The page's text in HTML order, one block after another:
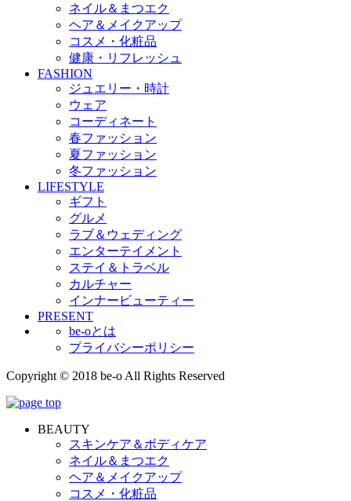
ネイル＆まつエク
ヘア＆メイクアップ
コスメ・化粧品
健康・リフレッシュ
FASHION
ジュエリー・時計
ウェア
コーディネート
春ファッション
夏ファッション
冬ファッション
LIFESTYLE
ギフト
グルメ
ラブ＆ウェディング
エンターテイメント
ステイ＆トラベル
カルチャー
インナービューティー
PRESENT
be-oとは
プライバシーポリシー
Copyright © 2018 be-o All Rights Reserved
BEAUTY
スキンケア＆ボディケア
ネイル＆まつエク
ヘア＆メイクアップ
コスメ・化粧品